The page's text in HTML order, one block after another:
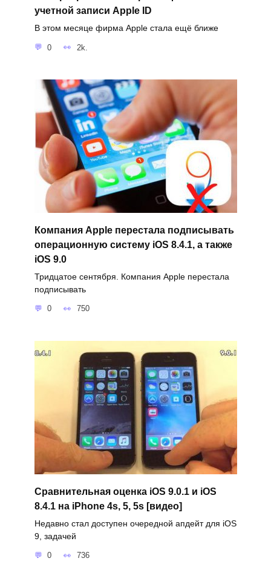
учетной записи Apple ID
В этом месяце фирма Apple стала ещё ближе
0 2k.
Компания Apple перестала подписывать
операционную систему iOS 8.4.1, а также
iOS 9.0
Тридцатое сентября. Компания Apple перестала
подписывать
0 750
Сравнительная оценка iOS 9.0.1 и iOS
8.4.1 на iPhone 4s, 5, 5s [видео]
Недавно стал доступен очередной апдейт для iOS
9, задачей
0 736